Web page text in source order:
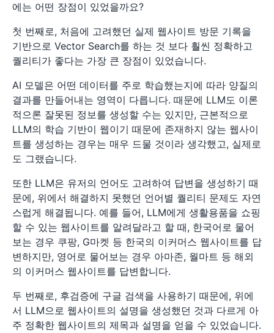
에는 어떤 장점이 있었을까요?
첫 번째로, 처음에 고려했던 실제 웹사이트 방문 기록을
기반으로 Vector Search를 하는 것 보다 훨씬 정확하고
퀄리티가 좋다는 가장 큰 장점이 있었습니다.
AI 모델은 어떤 데이터를 주로 학습했는지에 따라 양질의
결과를 만들어내는 영역이 다릅니다. 때문에 LLM도 이론
적으론 잘못된 정보를 생성할 수는 있지만, 근본적으로
LLM의 학습 기반이 웹이기 때문에 존재하지 않는 웹사이
트를 생성하는 경우는 매우 드물 것이라 생각했고, 실제로
도 그랬습니다.
또한 LLM은 유저의 언어도 고려하여 답변을 생성하기 때
문에, 위에서 해결하지 못했던 언어별 퀄리티 문제도 자연
스럽게 해결됩니다. 예를 들어, LLM에게 생활용품을 쇼핑
할 수 있는 웹사이트를 알려달라고 할 때, 한국어로 물어
보는 경우 쿠팡, G마켓 등 한국의 이커머스 웹사이트를 답
변하지만, 영어로 물어보는 경우 아마존, 월마트 등 해외
의 이커머스 웹사이트를 답변합니다.
두 번째로, 후검증에 구글 검색을 사용하기 때문에, 위에
서 LLM으로 웹사이트의 설명을 생성했던 것과 다르게 아
주 정확한 웹사이트의 제목과 설명을 얻을 수 있었습니다.